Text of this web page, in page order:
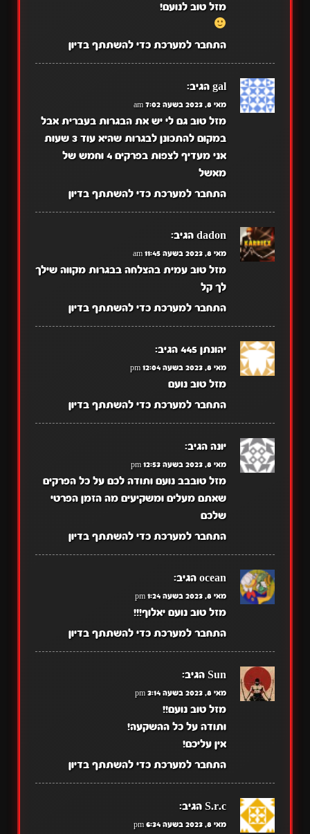
מזל טוב לנועם!
התחבר למערכת כדי להשתתף בדיון
gal הגיב:
מאי 8, 2023 בשעה 7:02 am
מזל טוב גם לי יש את הבגרות בעברית אבל
במקום להתכונן לבגרות שהיא עוד 3 שעות
אני מעדיף לצפות בפרקים 4 וחמש של
מאשל
התחבר למערכת כדי להשתתף בדיון
dadon הגיב:
מאי 8, 2023 בשעה 11:45 am
מזל טוב עמית בהצלחה בבגרות מקווה שילך
לך קל
התחבר למערכת כדי להשתתף בדיון
יהונתן 445 הגיב:
מאי 8, 2023 בשעה 12:04 pm
מזל טוב נועם
התחבר למערכת כדי להשתתף בדיון
יונה הגיב:
מאי 8, 2023 בשעה 12:53 pm
מזל טובבב נועם ותודה לכם על כל הפרקים
שאתם מעלים ומשקיעים מה הזמן הפרטי
שלכם
התחבר למערכת כדי להשתתף בדיון
ocean הגיב:
מאי 8, 2023 בשעה 1:24 pm
מזל טוב נועם יאלוף!!!
התחבר למערכת כדי להשתתף בדיון
Sun הגיב:
מאי 8, 2023 בשעה 3:14 pm
מזל טוב נועם!!
ותודה על כל ההשקעה!
אין עליכם!
התחבר למערכת כדי להשתתף בדיון
S.r.c הגיב:
מאי 8, 2023 בשעה 6:34 pm